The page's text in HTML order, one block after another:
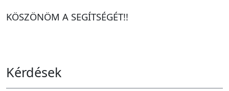
KÖSZÖNÖM A SEGÍTSÉGÉT!!
Kérdések